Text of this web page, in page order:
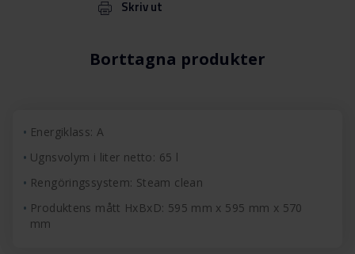
Borttagna produkter
Skriv ut
Energiklass: A
Ugnsvolym i liter netto: 65 l
Rengöringssystem: Steam clean
Produktens mått HxBxD: 595 mm x 595 mm x 570
mm